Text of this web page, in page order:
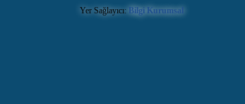
Yer Sağlayıcı: Bilgi Kurumsal